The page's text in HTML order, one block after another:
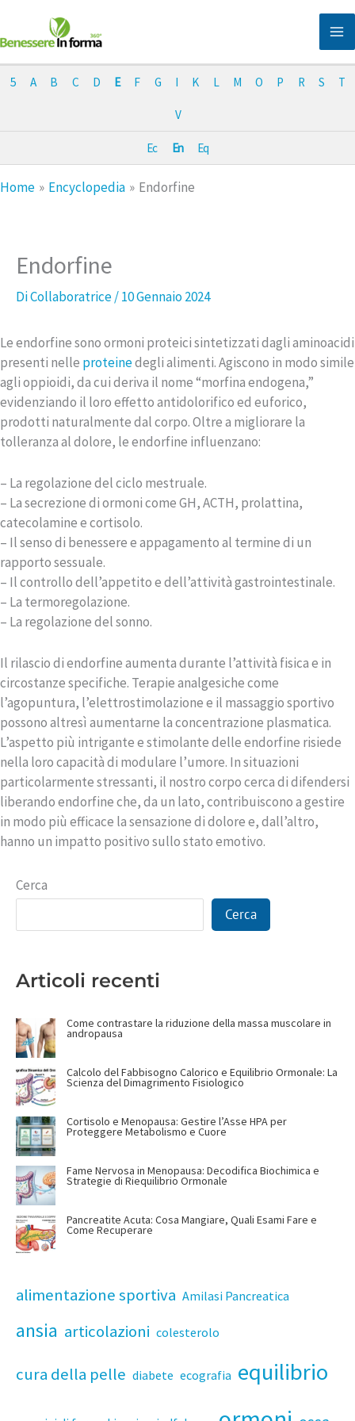
contenuto
5 A B C D E F G I K L M O P R S T
V
Ec En Eq
Home Encyclopedia Endorfine
Endorfine
DiCollaboratrice/10 Gennaio 2024
Le endorfine sono ormoni proteici sintetizzati dagli aminoacidi
presenti nelle proteinedegli alimenti. Agiscono in modo simile
agli oppioidi, da cui deriva il nome “morfina endogena,”
evidenziando il loro effetto antidolorifico ed euforico,
prodotti naturalmente dal corpo. Oltre a migliorare la
tolleranza al dolore, le endorfine influenzano:
– La regolazione del ciclo mestruale.
– La secrezione di ormoni come GH, ACTH, prolattina,
catecolamine e cortisolo.
– Il senso di benessere e appagamento al termine di un
rapporto sessuale.
– Il controllo dell’appetito e dell’attività gastrointestinale.
– La termoregolazione.
– La regolazione del sonno.
Il rilascio di endorfine aumenta durante l’attività fisica e in
circostanze specifiche. Terapie analgesiche come
l’agopuntura, l’elettrostimolazione e il massaggio sportivo
possono altresì aumentarne la concentrazione plasmatica.
L’aspetto più intrigante e stimolante delle endorfine risiede
nella loro capacità di modulare l’umore. In situazioni
particolarmente stressanti, il nostro corpo cerca di difendersi
liberando endorfine che, da un lato, contribuiscono a gestire
in modo più efficace la sensazione di dolore e, dall’altro,
hanno un impatto positivo sullo stato emotivo.
Cerca
Cerca
Articoli recenti
Come contrastare la riduzione della massa muscolare in
andropausa
Calcolo del Fabbisogno Calorico e Equilibrio Ormonale: La
Scienza del Dimagrimento Fisiologico
Cortisolo e Menopausa: Gestire l’Asse HPA per
Proteggere Metabolismo e Cuore
Fame Nervosa in Menopausa: Decodifica Biochimica e
Strategie di Riequilibrio Ormonale
Pancreatite Acuta: Cosa Mangiare, Quali Esami Fare e
Come Recuperare
alimentazione sportiva Amilasi Pancreatica
ansia articolazioni colesterolo
cura della pelle diabete ecografia equilibrio